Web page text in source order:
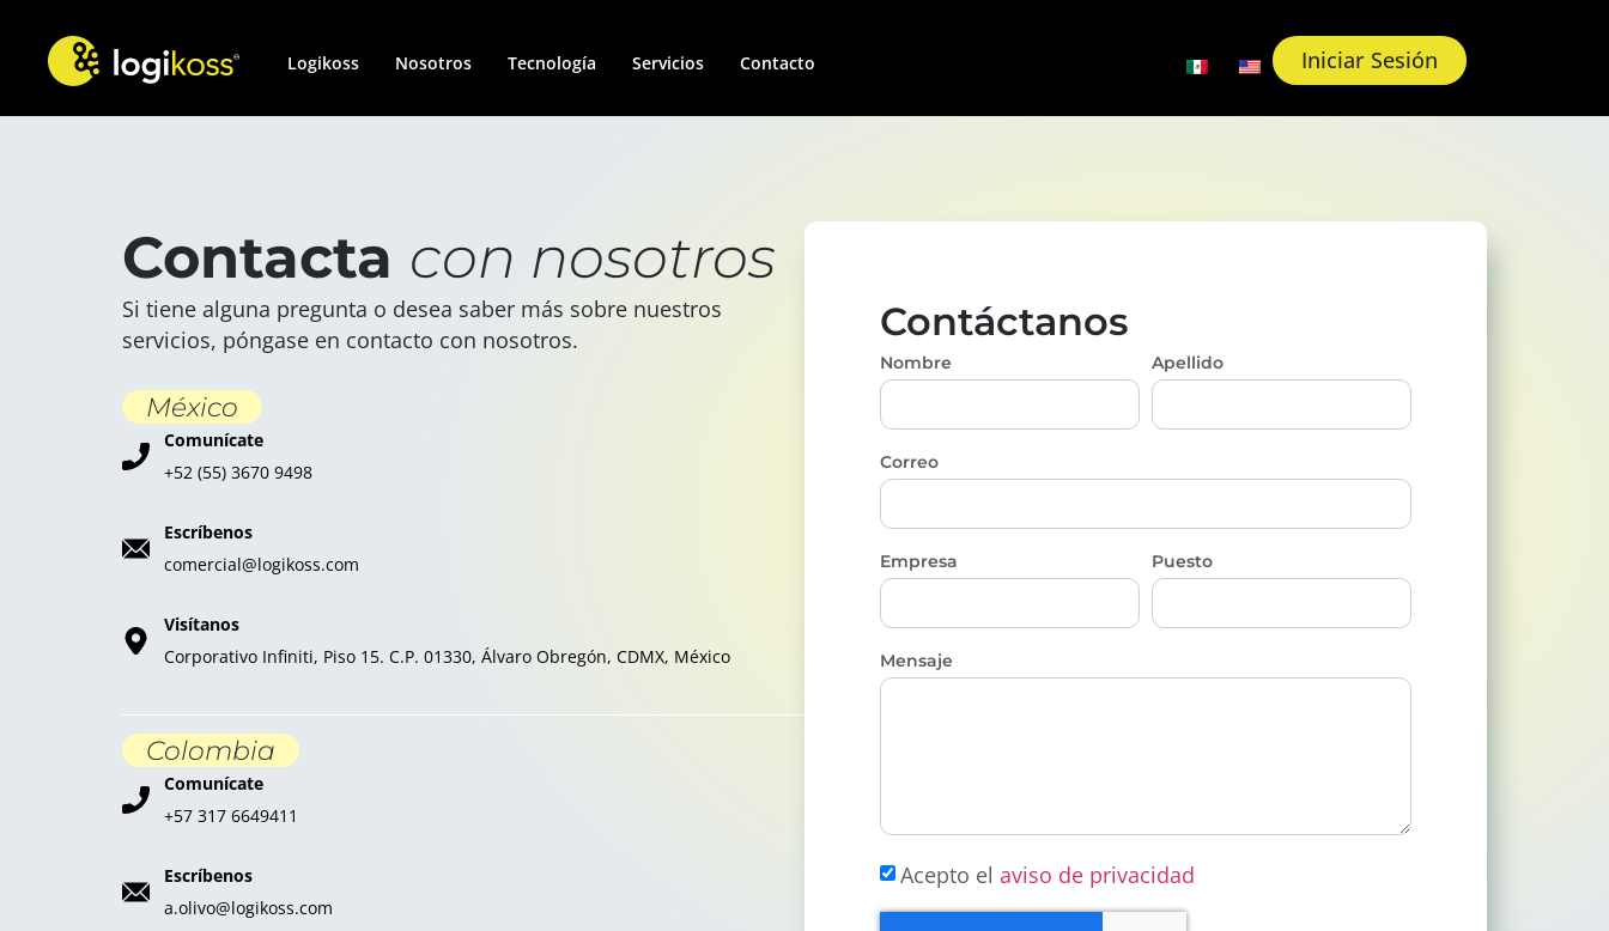
Logikoss Nosotros Tecnología Servicios Contacto Iniciar Sesión
Contacta con nosotros
Si tiene alguna pregunta o desea saber más sobre nuestros
servicios, póngase en contacto con nosotros.
México
Comunícate
+52 (55) 3670 9498
Escríbenos
comercial@logikoss.com
Visítanos
Corporativo Infiniti, Piso 15. C.P. 01330, Álvaro Obregón, CDMX, México
Colombia
Comunícate
+57 317 6649411
Escríbenos
a.olivo@logikoss.com
Contáctanos
Nombre Apellido
Correo
Empresa Puesto
Mensaje
Acepto el aviso de privacidad